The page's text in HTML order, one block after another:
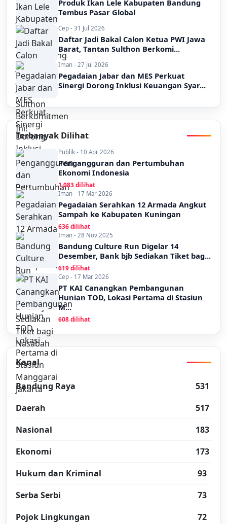
Produk Ikan Lele Kabupaten Bandung
Tembus Pasar Global
Cep - 31 Jul 2026
Daftar Jadi Bakal Calon Ketua PWI Jawa
Barat, Tantan Sulthon Berkomi...
Iman - 27 Jul 2026
Pegadaian Jabar dan MES Perkuat
Sinergi Dorong Inklusi Keuangan Syar...
Terbanyak Dilihat
Publik - 10 Apr 2026
Pengangguran dan Pertumbuhan
Ekonomi Indonesia
1,083 dilihat
Iman - 17 Mar 2026
Pegadaian Serahkan 12 Armada Angkut
Sampah ke Kabupaten Kuningan
636 dilihat
Iman - 28 Nov 2025
Bandung Culture Run Digelar 14
Desember, Bank bjb Sediakan Tiket bag...
619 dilihat
Cep - 17 Mar 2026
PT KAI Canangkan Pembangunan
Hunian TOD, Lokasi Pertama di Stasiun
M...
608 dilihat
Kanal
Bandung Raya
531
Daerah
517
Nasional
183
Ekonomi
173
Hukum dan Kriminal
93
Serba Serbi
73
Pojok Lingkungan
72